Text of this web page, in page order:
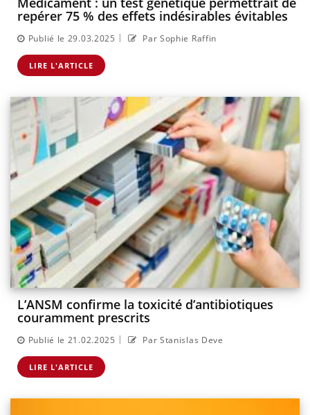
repérer 75 % des effets indésirables évitables
Publié le 29.03.2025 | Par Sophie Raffin
LIRE L'ARTICLE
L’ANSM confirme la toxicité d’antibiotiques
couramment prescrits
Publié le 21.02.2025 | Par Stanislas Deve
LIRE L'ARTICLE